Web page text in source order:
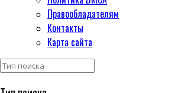
Правообладателям
Контакты
Карта сайта